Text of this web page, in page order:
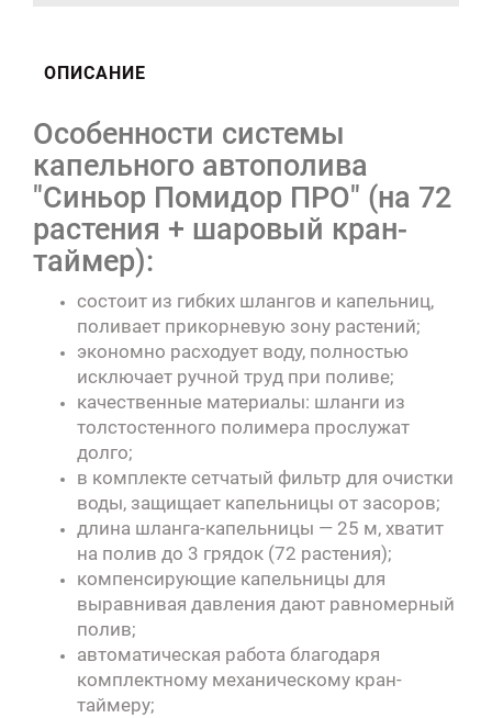
ОПИСАНИЕ
Особенности системы
капельного автополива
"Синьор Помидор ПРО" (на 72
растения + шаровый кран-
таймер):
состоит из гибких шлангов и капельниц,
поливает прикорневую зону растений;
экономно расходует воду, полностью
исключает ручной труд при поливе;
качественные материалы: шланги из
толстостенного полимера прослужат
долго;
в комплекте сетчатый фильтр для очистки
воды, защищает капельницы от засоров;
длина шланга-капельницы — 25 м, хватит
на полив до 3 грядок (72 растения);
компенсирующие капельницы для
выравнивая давления дают равномерный
полив;
автоматическая работа благодаря
комплектному механическому кран-
таймеру;